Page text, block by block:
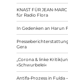
KNAST FÜR JEAN-
für Radio Flora
In Gedenken an Harun
Gera
„Corona & linke
»Schwurbelei«
Antifa-Prozess in Fulda